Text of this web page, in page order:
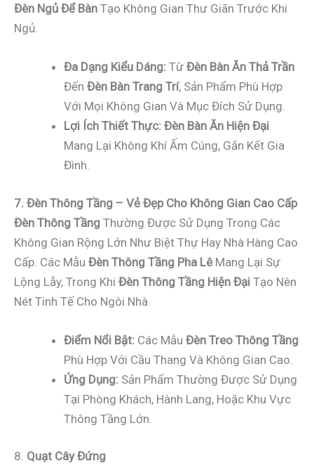
Đèn Ngủ Để Bàn Tạo Không Gian Thư Giãn Trước Khi
Ngủ.
Đa Dạng Kiểu Dáng: Từ Đèn Bàn Ăn Thả Trần
Đến Đèn Bàn Trang Trí, Sản Phẩm Phù Hợp
Với Mọi Không Gian Và Mục Đích Sử Dụng.
Lợi Ích Thiết Thực: Đèn Bàn Ăn Hiện Đại
Mang Lại Không Khí Ấm Cúng, Gắn Kết Gia
Đình.
7. Đèn Thông Tầng – Vẻ Đẹp Cho Không Gian Cao Cấp
Đèn Thông Tầng Thường Được Sử Dụng Trong Các
Không Gian Rộng Lớn Như Biệt Thự Hay Nhà Hàng Cao
Cấp. Các Mẫu Đèn Thông Tầng Pha LêMang Lại Sự
Lộng Lẫy, Trong Khi Đèn Thông Tầng Hiện Đại Tạo Nên
Nét Tinh Tế Cho Ngôi Nhà.
Điểm Nổi Bật: Các Mẫu Đèn Treo Thông Tầng
Phù Hợp Với Cầu Thang Và Không Gian Cao.
Ứng Dụng: Sản Phẩm Thường Được Sử Dụng
Tại Phòng Khách, Hành Lang, Hoặc Khu Vực
Thông Tầng Lớn.
8. Quạt Cây Đứng